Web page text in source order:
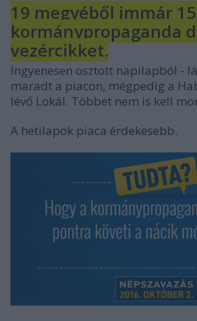
19 megyéből immár
kormánypropaganda
vezércikket.
Ingyenesen osztott napilapból -
maradt a piacon, mégpedig a
lévő Lokál. Többet nem is kell
A hetilapok piaca érdekesebb.